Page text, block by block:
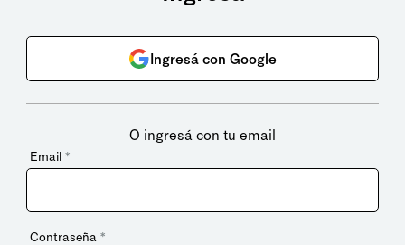
Ingresá con Google
O ingresá con tu email
Email *
Contraseña *